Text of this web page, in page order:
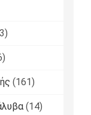
(161)
(14)